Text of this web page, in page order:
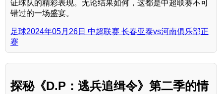
证球队的精彩表现。无论结果如何，这都是中超联赛不可
错过的一场盛宴。
足球2024年05月26日 中超联赛 长春亚泰vs河南俱乐部正
赛
探秘《D.P：逃兵追缉令》第二季的情